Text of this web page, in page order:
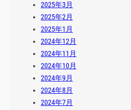
2025年3月
2025年2月
2025年1月
2024年12月
2024年11月
2024年10月
2024年9月
2024年8月
2024年7月